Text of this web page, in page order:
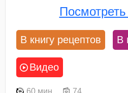
В книгу рецептов В
Видео
60 мин 74